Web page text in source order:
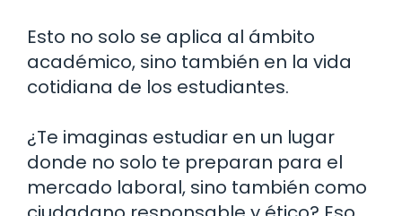
Esto no solo se aplica al ámbito
académico, sino también en la vida
cotidiana de los estudiantes.
¿Te imaginas estudiar en un lugar
donde no solo te preparan para el
mercado laboral, sino también como